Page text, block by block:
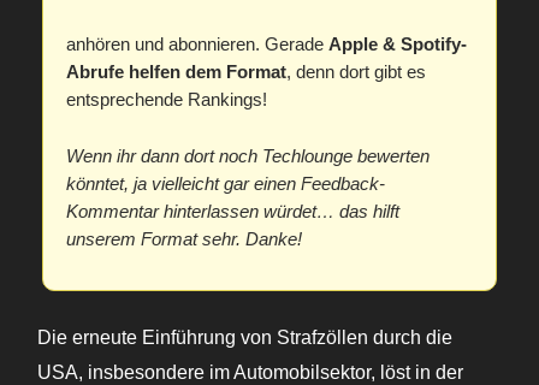
anhören und abonnieren. Gerade Apple & Spotify-
Abrufe helfen dem Format, denn dort gibt es
entsprechende Rankings!
Wenn ihr dann dort noch Techlounge bewerten
könntet, ja vielleicht gar einen Feedback-
Kommentar hinterlassen würdet… das hilft
unserem Format sehr. Danke!
Die erneute Einführung von Strafzöllen durch die
USA, insbesondere im Automobilsektor, löst in der